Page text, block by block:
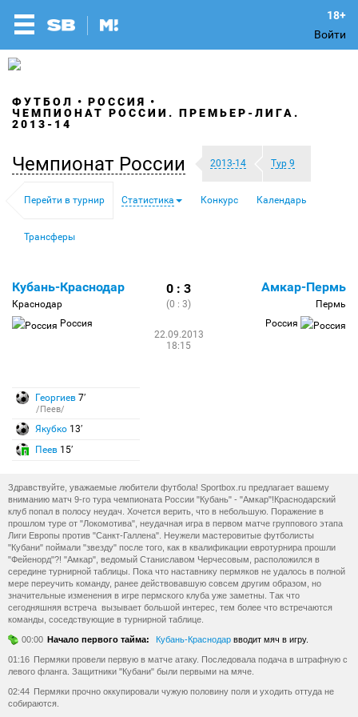
Войти
ФУТБОЛ
РОССИЯ
ЧЕМПИОНАТ РОССИИ. ПРЕМЬЕР-ЛИГА.
2013-14
Чемпионат России 2013-14 Тур 9
Перейти в турнир Статистика Конкурс Календарь
Трансферы
Кубань-Краснодар
Краснодар
Россия
0 : 3
(0 : 3)
22.09.2013
18:15
Амкар-Пермь
Пермь
Россия
Георгиев 7′
/Пеев/
Якубко 13′
Пеев 15′
Здравствуйте, уважаемые любители футбола! Sportbox.ru предлагает вашему
вниманию матч 9-го тура чемпионата России "Кубань" - "Амкар"!Краснодарский
клуб попал в полосу неудач. Хочется верить, что в небольшую. Поражение в
прошлом туре от "Локомотива", неудачная игра в первом матче группового этапа
Лиги Европы против "Санкт-Галлена". Неужели мастеровитые футболисты
"Кубани" поймали "звезду" после того, как в квалификации евротурнира прошли
"Фейенорд"?! "Амкар", ведомый Станиславом Черчесовым, расположился в
середине турнирной таблицы. Пока что наставнику пермяков не удалось в полной
мере переучить команду, ранее действовавшую совсем другим образом, но
значительные изменения в игре пермского клуба уже заметны. Так что
сегодняшняя встреча вызывает большой интерес, тем более что встречаются
команды, соседствующие в турнирной таблице.
00:00 Начало первого тайма: Кубань-Краснодар вводит мяч в игру.
01:16 Пермяки провели первую в матче атаку. Последовала подача в штрафную с
левого фланга. Защитники "Кубани" были первыми на мяче.
02:44 Пермяки прочно оккупировали чужую половину поля и уходить оттуда не
собираются.